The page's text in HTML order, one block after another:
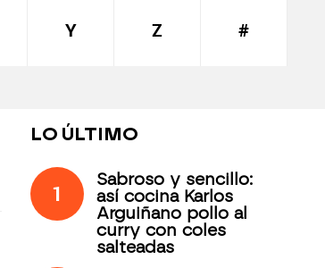
Y Z #
LO ÚLTIMO
1
Sabroso y sencillo:
así cocina Karlos
Arguiñano pollo al
curry con coles
salteadas